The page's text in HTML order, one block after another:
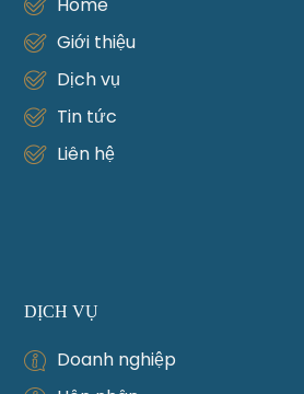
Home
Giới thiệu
Dịch vụ
Tin tức
Liên hệ
DỊCH VỤ
Doanh nghiệp